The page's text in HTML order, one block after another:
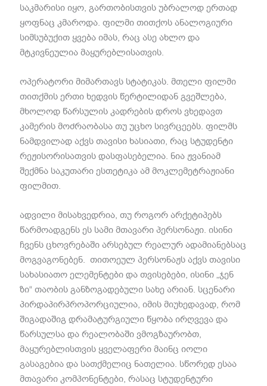
საკმარისი იყო, გართობისთვის უბრალოდ ერთად
ყოფნაც კმაროდა. ფილმი თითქოს ანალოგიური
სიმსუბუქით ყვება იმას, რაც ასე ახლო და
მტკივნეულია მაყურებლისათვის.
ოპერატორი მიმართავს სტატიკას. მთელი ფილმი
თითქმის ერთი ხედვის წერტილიდან გვეშლება,
მხოლოდ წარსულის კადრების დროს ვხედავთ
კამერის მოძრაობასა თუ უცხო სივრცეებს. ფილმს
ნამდვილად აქვს თავისი ხასიათი, რაც სტუდენტი
რეჟისორისათვის დასფასებელია. ნია ჟვანიამ
შექმნა საკუთარი ესთეტიკა ამ მოკლემეტრაჟიანი
ფილმით.
ადვილი მისახვედრია, თუ როგორ არქეტიპებს
წარმოადგენს ეს სამი მთავარი პერსონაჟი. ისინი
ჩვენს ცხოვრებაში არსებულ რეალურ ადამიანებსაც
მოგვაგონებენ. თითოეულ პერსონაჟს აქვს თავისი
სახასიათო ელემენტები და თვისებები, ისინი „ჯენ
ზი“ თაობის განზოგადებული სახე არიან. სცენარი
პირდაპირპროპორციულია, იმის მიუხედავად, რომ
შიგადაშიგ დრამატურგიული წყობა ირღვევა და
წარსულსა და რეალობაში ვმოგზაურობთ,
მაყურებლისთვის ყველაფერი მაინც იოლი
გასაგებია და სათქმელიც ნათელია. სწორედ ესაა
მთავარი კომპონენტები, რასაც სტუდენტური